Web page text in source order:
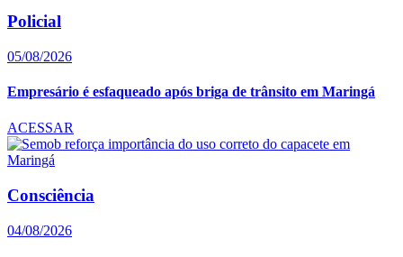
Policial
05/08/2026
Empresário é esfaqueado após briga de trânsito em Maringá
ACESSAR
Consciência
04/08/2026